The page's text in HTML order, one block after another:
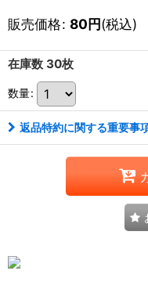
販売価格: 80円(税込)
在庫数 30枚
数量:
返品特約に関する重要事